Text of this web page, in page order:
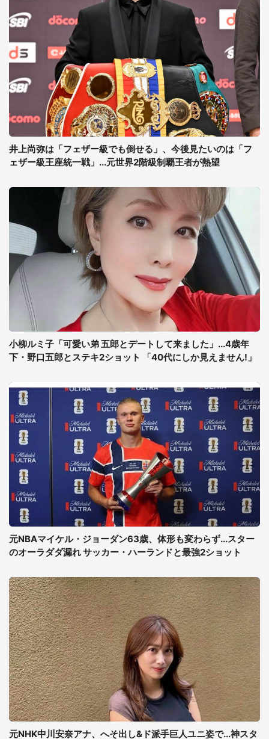
井上尚弥は「フェザー級でも倒せる」、今後見たいのは「フ
ェザー級王座統一戦」...元世界2階級制覇王者が熱望
小柳ルミ子「可愛い弟 五郎とデートして来ました」...4歳年
下・野口五郎とステキ2ショット 「40代にしか見えません!」
元NBAマイケル・ジョーダン63歳、体形も変わらず...スター
のオーラダダ漏れ サッカー・ハーランドと最強2ショット
元NHK中川安奈アナ、へそ出し&ド派手巨人ユニ姿で...神スタ